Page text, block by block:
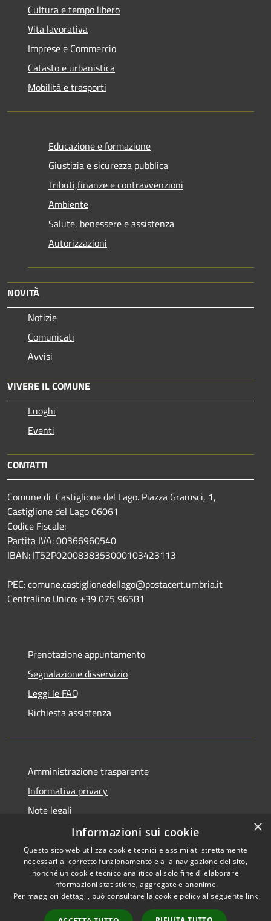
Cultura e tempo libero
Vita lavorativa
Imprese e Commercio
Catasto e urbanistica
Mobilità e trasporti
Educazione e formazione
Giustizia e sicurezza pubblica
Tributi,finanze e contravvenzioni
Ambiente
Salute, benessere e assistenza
Autorizzazioni
NOVITÀ
Notizie
Comunicati
Avvisi
VIVERE IL COMUNE
Luoghi
Eventi
CONTATTI
Comune di Castiglione del Lago. Piazza Gramsci, 1,
Castiglione del Lago 06061
Codice Fiscale:
Partita IVA: 00366960540
IBAN: IT52P0200838353000103423113
PEC: comune.castiglionedellago@postacert.umbria.it
Centralino Unico: +39 075 96581
Prenotazione appuntamento
Segnalazione disservizio
Leggi le FAQ
Richiesta assistenza
Amministrazione trasparente
Informativa privacy
Note legali
Dichiarazione di accessibilità
RSS
Accessibilità
Copyright © 2026 • Comune di
×
Informazioni sui cookie
Questo sito web utilizza cookie tecnici e assimilati strettamente
necessari al corretto funzionamento e alla navigazione del sito,
nonché un cookie tecnico analitico al solo fine di elaborare
informazioni statistiche, aggregate e anonime.
Per maggiori dettagli, può consultare la cookie policy al seguente link